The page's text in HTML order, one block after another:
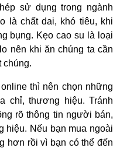
sử dụng trong ngành
là chất dai, khó tiêu, khi
bụng. Kẹo cao su là loại
nên khi ăn chúng ta cần
chúng.
thì nên chọn những
chỉ, thương hiệu. Tránh
rõ thông tin người bán,
hiệu. Nếu bạn mua ngoài
hơn rồi vì bạn có thể đến